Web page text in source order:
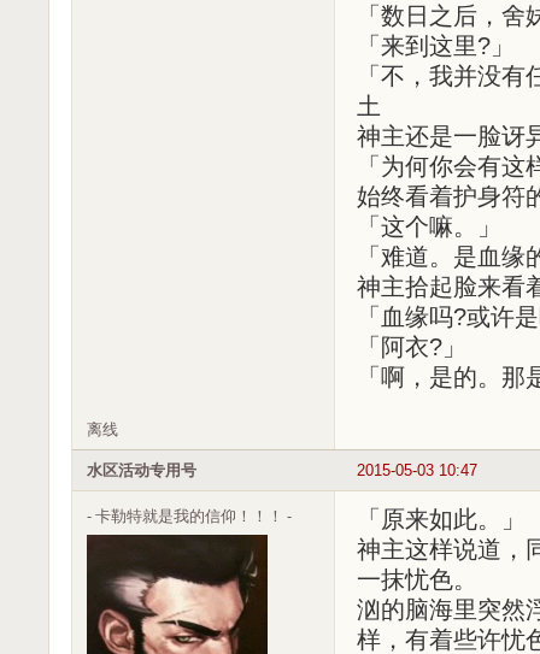
「数日之后，
「来到这里?」
「不，我并没
土
神主还是一脸讶
「为何你会有这
始终看着护身符
「这个嘛。」
「难道。是血缘
神主拾起脸来看
「血缘吗?或许
「阿衣?」
「啊，是的。
离线
2015-05-03 10:47
水区活动专用号
- 卡勒特就是我的信仰！！！ -
「原来如此。」
神主这样说道，
一抹忧色。
汹的脑海里突然
样，有着些许忧